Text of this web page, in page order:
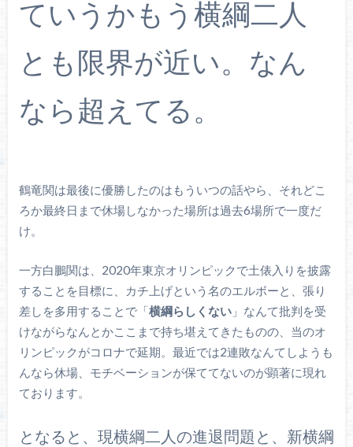
ていうかもう横綱二人
とも限界が近い。なん
なら超えてる。
鶴竜関は最後に優勝したのはもういつの話やら、それどこ
ろか最終日まで休場しなかった場所は過去6場所で一度だ
け。
一方白鵬関は、2020年東京オリンピックで土俵入りを披露
することを目標に、カチ上げという名のエルボーと、張り
差しを多用することで「横綱らしくない」なんて批判を受
けながらなんとかここまで持ち堪えてきたものの、当のオ
リンピックがコロナで延期。最近では2連敗なんてしようも
んなら休場、モチベーションが保ててないのが顕著に現れ
ております。
となると、現横綱二人の進退問題と、新横綱